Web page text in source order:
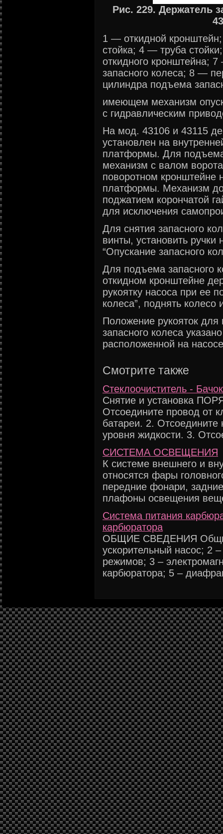
Рис. 229. Держатель
1 — откидной
стойка; 4 — труба
откидного кронштейна;
запасного колеса; 8 —
цилиндра подъема
имеющем механизм
с гидравлическим
На мод. 43106 и 43115
установлен на
платформы. Для подъема
механизм с валом
поворотном кронштейне
платформы. Механизм
поджатием корончатой
для исключения
Для снятия запасного
винты, установить ручки
“Опускание запасного
Для подъема запасного
откидном кронштейне
рукоятку насоса при ее
колеса”, поднять
Положение рукояток
запасного колеса
расположенной на
Смотрите также
Стеклоочиститель -
Снятие и установка
Отсоедините провод от
батареи. 2. Отсоедините
уровня жидкости. 3.
СИСТЕМА ОСВЕЩЕНИЯ
К системе внешнего и
относятся фары
передние фонари,
плафоны освещения
Система питания
карбюратора
ОБЩИЕ СВЕДЕНИЯ
ускорительный насос; 2
режимов; 3 –
карбюратора; 5 –